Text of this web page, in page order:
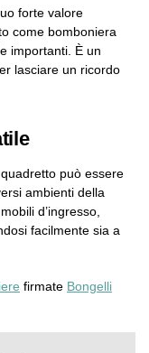
forte valore
come bomboniera
importanti. È un
lasciare un ricordo
può essere
ambienti della
d’ingresso,
facilmente sia a
firmate Bongelli